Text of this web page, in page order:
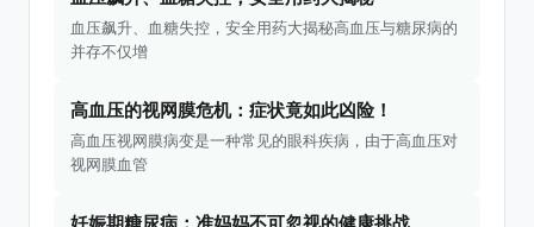
血压飙升、血糖失控，安全用药大揭秘高血压与糖尿病的
并存不仅增
高血压的视网膜危机：症状竟如此凶险！
高血压视网膜病变是一种常见的眼科疾病，由于高血压对
视网膜血管
妊娠期糖尿病：准妈妈不可忽视的健康挑战